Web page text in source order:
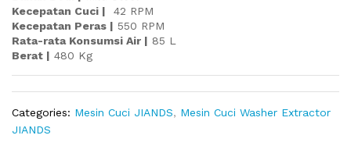
Kecepatan Cuci | 42 RPM
Kecepatan Peras | 550 RPM
Rata-rata Konsumsi Air | 85 L
Berat | 480 Kg
Categories: Mesin Cuci JIANDS, Mesin Cuci Washer Extractor
JIANDS